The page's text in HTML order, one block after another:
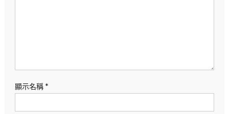
顯示名稱 *